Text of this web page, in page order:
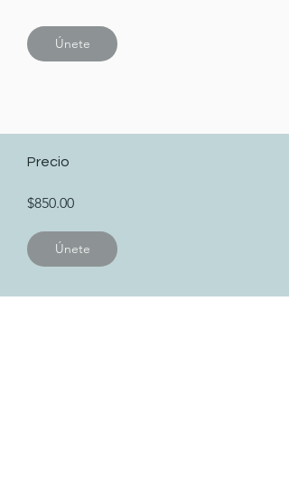
Únete
Precio
$850.00
Únete